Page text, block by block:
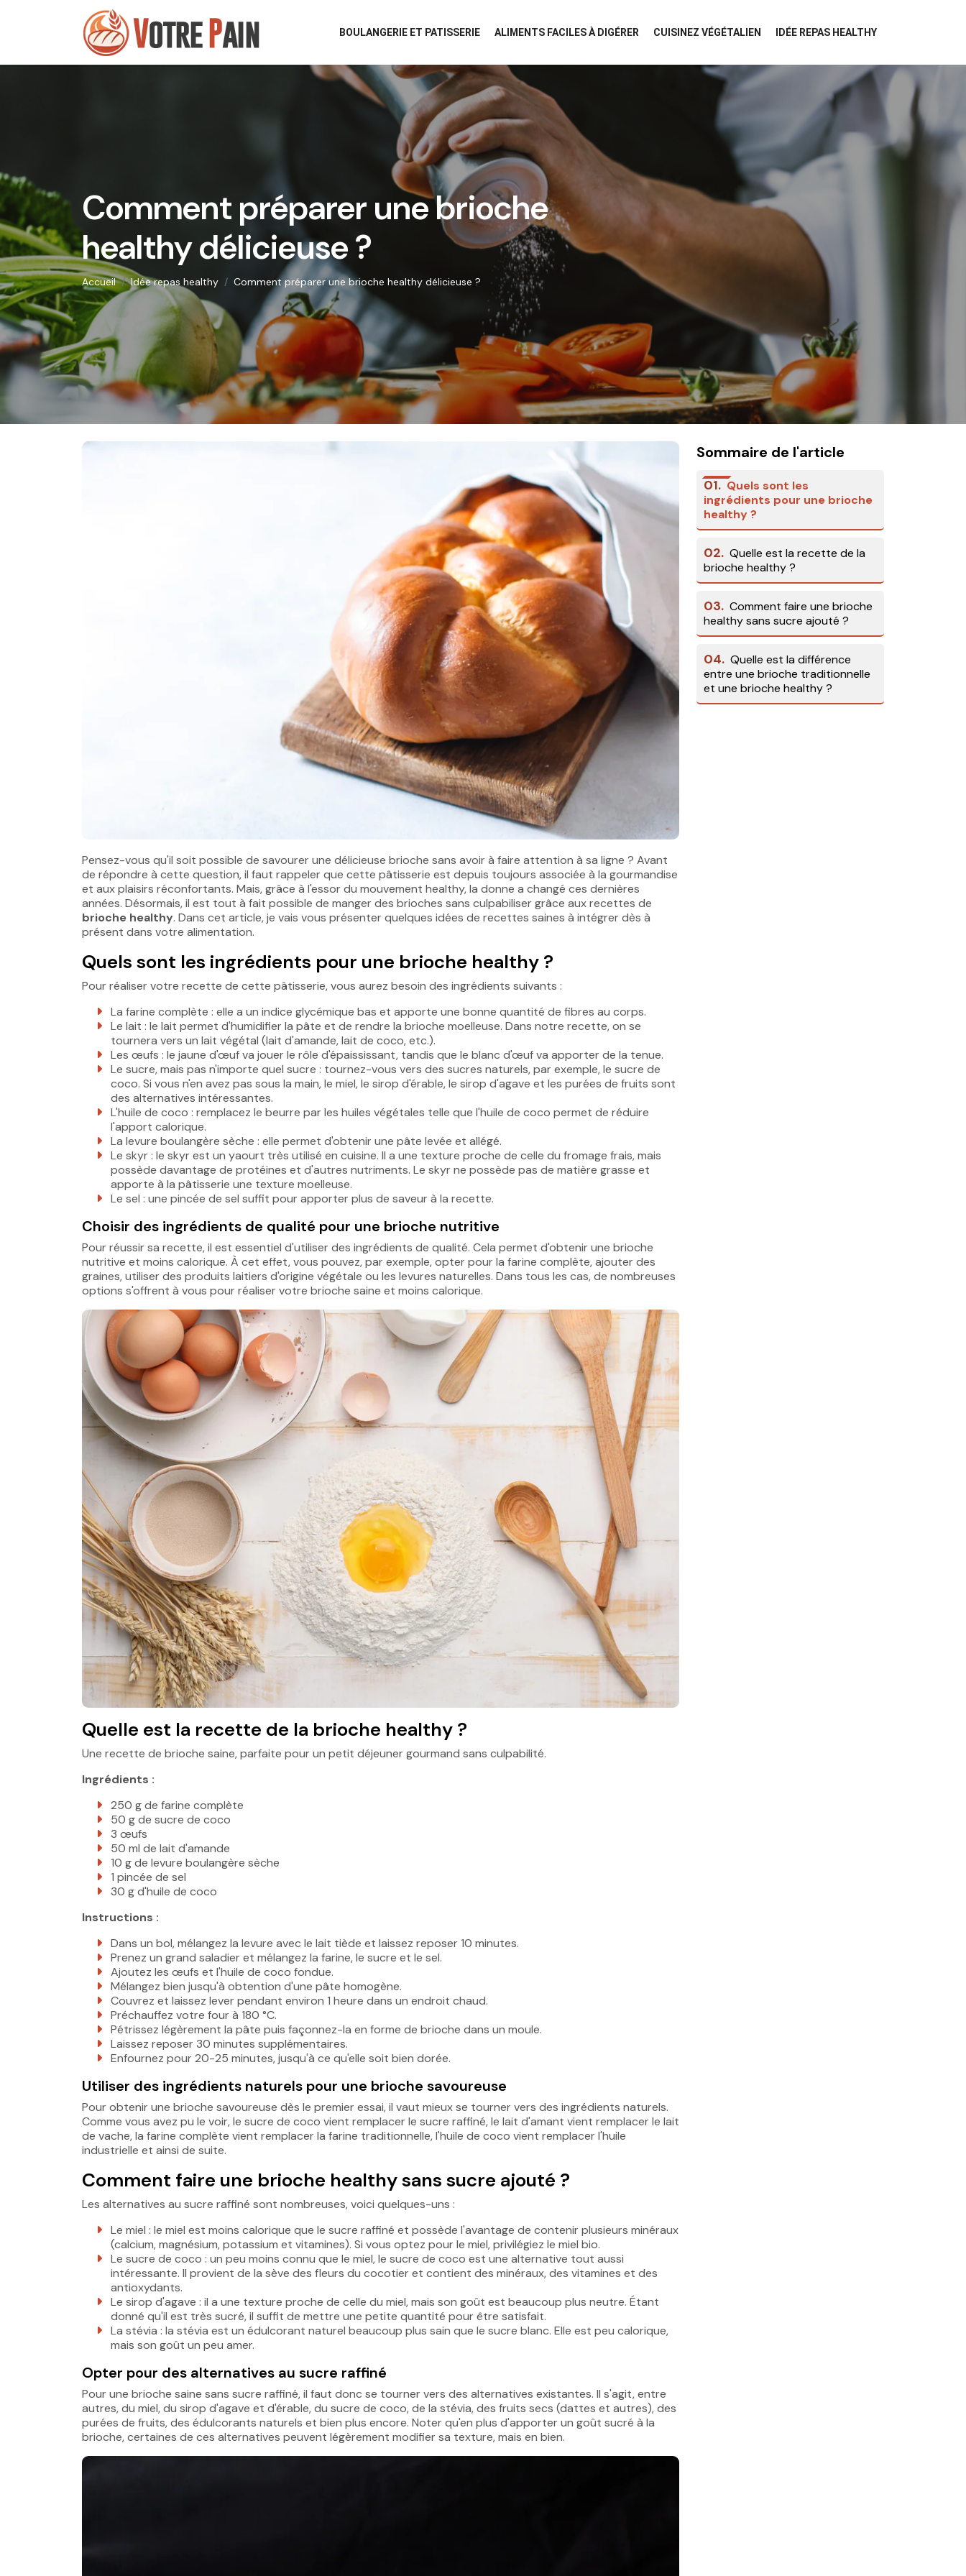
BOULANGERIE ET PATISSERIE ALIMENTS FACILES À DIGÉRER CUISINEZ VÉGÉTALIEN IDÉE REPAS HEALTHY
Comment préparer une brioche
healthy délicieuse ?
Accueil Idée repas healthy Comment préparer une brioche healthy délicieuse ?
Pensez-vous qu'il soit possible de savourer une délicieuse brioche sans avoir à faire attention à sa ligne ? Avant
de répondre à cette question, il faut rappeler que cette pâtisserie est depuis toujours associée à la gourmandise
et aux plaisirs réconfortants. Mais, grâce à l'essor du mouvement healthy, la donne a changé ces dernières
années. Désormais, il est tout à fait possible de manger des brioches sans culpabiliser grâce aux recettes de
brioche healthy. Dans cet article, je vais vous présenter quelques idées de recettes saines à intégrer dès à
présent dans votre alimentation.
Quels sont les ingrédients pour une brioche healthy ?
Pour réaliser votre recette de cette pâtisserie, vous aurez besoin des ingrédients suivants :
La farine complète : elle a un indice glycémique bas et apporte une bonne quantité de fibres au corps.
Le lait : le lait permet d'humidifier la pâte et de rendre la brioche moelleuse. Dans notre recette, on se
tournera vers un lait végétal (lait d'amande, lait de coco, etc.).
Les œufs : le jaune d'œuf va jouer le rôle d'épaississant, tandis que le blanc d'œuf va apporter de la tenue.
Le sucre, mais pas n'importe quel sucre : tournez-vous vers des sucres naturels, par exemple, le sucre de
coco. Si vous n'en avez pas sous la main, le miel, le sirop d'érable, le sirop d'agave et les purées de fruits sont
des alternatives intéressantes.
L'huile de coco : remplacez le beurre par les huiles végétales telle que l'huile de coco permet de réduire
l'apport calorique.
La levure boulangère sèche : elle permet d'obtenir une pâte levée et allégé.
Le skyr : le skyr est un yaourt très utilisé en cuisine. Il a une texture proche de celle du fromage frais, mais
possède davantage de protéines et d'autres nutriments. Le skyr ne possède pas de matière grasse et
apporte à la pâtisserie une texture moelleuse.
Le sel : une pincée de sel suffit pour apporter plus de saveur à la recette.
Choisir des ingrédients de qualité pour une brioche nutritive
Pour réussir sa recette, il est essentiel d'utiliser des ingrédients de qualité. Cela permet d'obtenir une brioche
nutritive et moins calorique. À cet effet, vous pouvez, par exemple, opter pour la farine complète, ajouter des
graines, utiliser des produits laitiers d'origine végétale ou les levures naturelles. Dans tous les cas, de nombreuses
options s'offrent à vous pour réaliser votre brioche saine et moins calorique.
Quelle est la recette de la brioche healthy ?
Une recette de brioche saine, parfaite pour un petit déjeuner gourmand sans culpabilité.
Ingrédients :
250 g de farine complète
50 g de sucre de coco
3 œufs
50 ml de lait d'amande
10 g de levure boulangère sèche
1 pincée de sel
30 g d'huile de coco
Instructions :
Dans un bol, mélangez la levure avec le lait tiède et laissez reposer 10 minutes.
Prenez un grand saladier et mélangez la farine, le sucre et le sel.
Ajoutez les œufs et l'huile de coco fondue.
Mélangez bien jusqu'à obtention d'une pâte homogène.
Couvrez et laissez lever pendant environ 1 heure dans un endroit chaud.
Préchauffez votre four à 180 °C.
Pétrissez légèrement la pâte puis façonnez-la en forme de brioche dans un moule.
Laissez reposer 30 minutes supplémentaires.
Enfournez pour 20-25 minutes, jusqu'à ce qu'elle soit bien dorée.
Utiliser des ingrédients naturels pour une brioche savoureuse
Pour obtenir une brioche savoureuse dès le premier essai, il vaut mieux se tourner vers des ingrédients naturels.
Comme vous avez pu le voir, le sucre de coco vient remplacer le sucre raffiné, le lait d'amant vient remplacer le lait
de vache, la farine complète vient remplacer la farine traditionnelle, l'huile de coco vient remplacer l'huile
industrielle et ainsi de suite.
Comment faire une brioche healthy sans sucre ajouté ?
Les alternatives au sucre raffiné sont nombreuses, voici quelques-uns :
Le miel : le miel est moins calorique que le sucre raffiné et possède l'avantage de contenir plusieurs minéraux
(calcium, magnésium, potassium et vitamines). Si vous optez pour le miel, privilégiez le miel bio.
Le sucre de coco : un peu moins connu que le miel, le sucre de coco est une alternative tout aussi
intéressante. Il provient de la sève des fleurs du cocotier et contient des minéraux, des vitamines et des
antioxydants.
Le sirop d'agave : il a une texture proche de celle du miel, mais son goût est beaucoup plus neutre. Étant
donné qu'il est très sucré, il suffit de mettre une petite quantité pour être satisfait.
La stévia : la stévia est un édulcorant naturel beaucoup plus sain que le sucre blanc. Elle est peu calorique,
mais son goût un peu amer.
Opter pour des alternatives au sucre raffiné
Pour une brioche saine sans sucre raffiné, il faut donc se tourner vers des alternatives existantes. Il s'agit, entre
autres, du miel, du sirop d'agave et d'érable, du sucre de coco, de la stévia, des fruits secs (dattes et autres), des
purées de fruits, des édulcorants naturels et bien plus encore. Noter qu'en plus d'apporter un goût sucré à la
brioche, certaines de ces alternatives peuvent légèrement modifier sa texture, mais en bien.
Sommaire de l'article
01. Quels sont les
ingrédients pour une brioche
healthy ?
02. Quelle est la recette de la
brioche healthy ?
03. Comment faire une brioche
healthy sans sucre ajouté ?
04. Quelle est la différence
entre une brioche traditionnelle
et une brioche healthy ?